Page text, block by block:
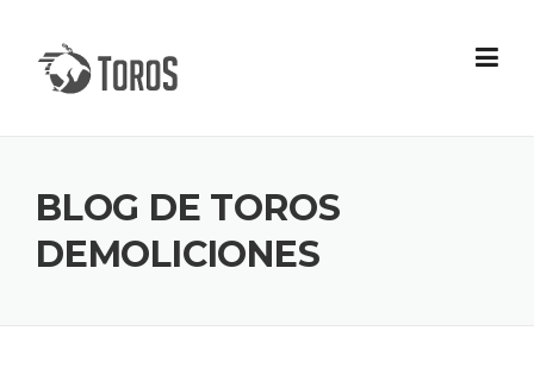
content
BLOG DE TOROS
DEMOLICIONES